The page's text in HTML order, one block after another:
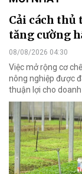
Cải cách thủ
tăng cường
08/08/2026 04:30
Việc mở rộng cơ
nông nghiệp được
thuận lợi cho doanh